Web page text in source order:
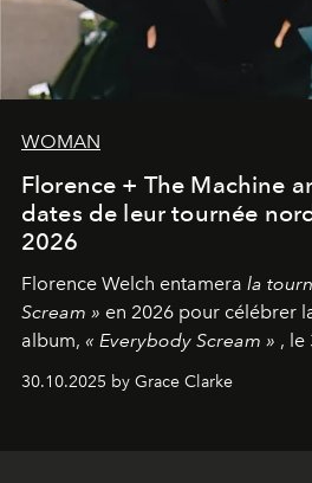
WOMAN
Florence + The Machine
dates de leur tournée
2026
Florence Welch entamera la
Scream » en 2026 pour célébrer
album, « Everybody Scream » , le
dates nord-américaines débutant
30.10.2025 by Grace Clarke